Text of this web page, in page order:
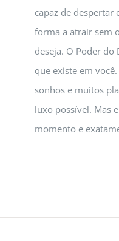
capaz de despertar
forma a atrair sem
deseja. O Poder do
que existe em
sonhos e muitos
luxo possível. Mas
momento e